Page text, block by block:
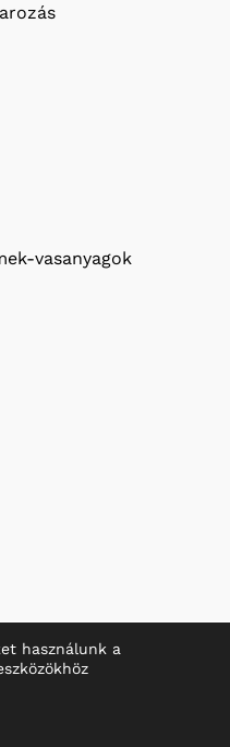
vasanyagok
használunk a